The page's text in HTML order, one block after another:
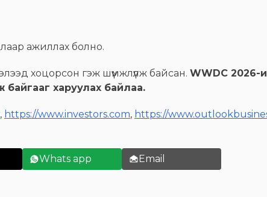
ажиллах болно.
хоцорсон гэж шүүмжлүүлж байсан. WWDC 2026-
байгааг харуулах байлаа.
, https://www.investors.com, https://
Whats app Email